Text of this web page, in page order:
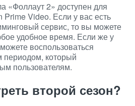
«Фоллаут 2» доступен для
Prime Video. Если у вас есть
сервис, то вы можете
удобное время. Если же у
воспользоваться
который
пользователям.
второй сезон?